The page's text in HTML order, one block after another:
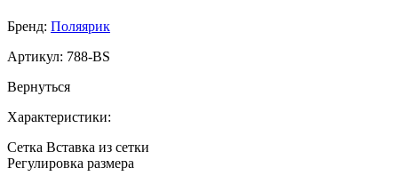
Бренд: Поляярик
Артикул: 788-BS
Вернуться
Характеристики:
Сетка Вставка из сетки
Регулировка размера